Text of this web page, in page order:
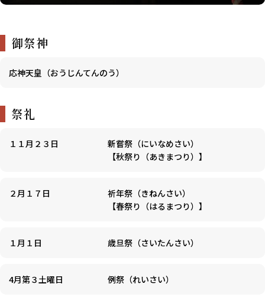
御祭神
応神天皇（おうじんてんのう）
祭礼
１１月２３日
新嘗祭（にいなめさい）
【秋祭り（あきまつり）】
２月１７日
祈年祭（きねんさい）
【春祭り（はるまつり）】
１月１日 歳旦祭（さいたんさい）
4月第３土曜日 例祭（れいさい）